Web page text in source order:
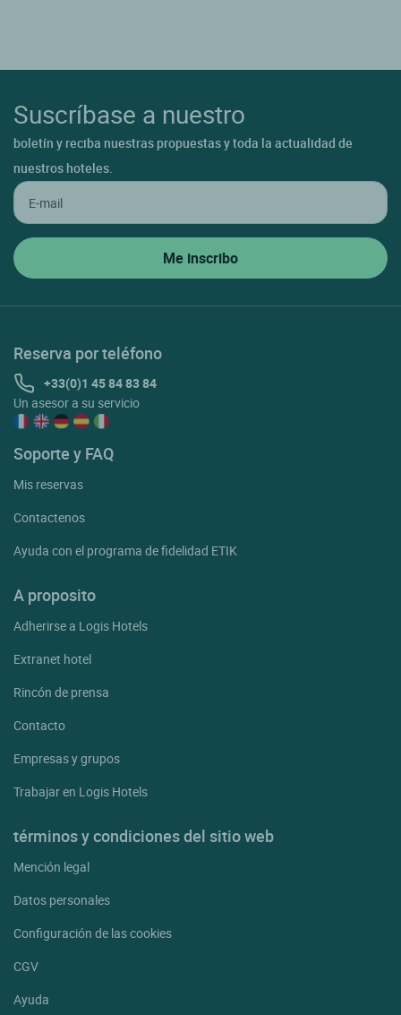
Suscríbase a nuestro
boletín y reciba nuestras propuestas y toda la actualidad de
nuestros hoteles.
Reserva por teléfono
+33(0)1 45 84 83 84
Un asesor a su servicio
Soporte y FAQ
Mis reservas
Contactenos
Ayuda con el programa de fidelidad ETIK
A proposito
Adherirse a Logis Hotels
Extranet hotel
Rincón de prensa
Contacto
Empresas y grupos
Trabajar en Logis Hotels
términos y condiciones del sitio web
Mención legal
Datos personales
Configuración de las cookies
CGV
Ayuda